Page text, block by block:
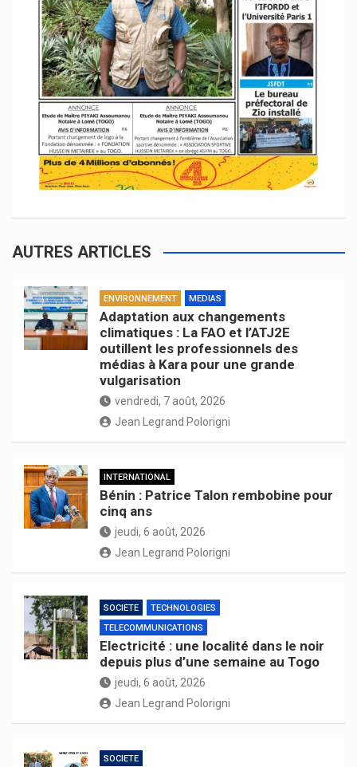
AUTRES ARTICLES
ENVIRONNEMENT MEDIAS
Adaptation aux changements
climatiques : La FAO et l’ATJ2E
outillent les professionnels des
médias à Kara pour une grande
vulgarisation
vendredi, 7 août, 2026
Jean Legrand Polorigni
INTERNATIONAL
Bénin : Patrice Talon rembobine pour
cinq ans
jeudi, 6 août, 2026
Jean Legrand Polorigni
SOCIETE
TECHNOLOGIES
TELECOMMUNICATIONS
Electricité : une localité dans le noir
depuis plus d’une semaine au Togo
jeudi, 6 août, 2026
Jean Legrand Polorigni
SOCIETE